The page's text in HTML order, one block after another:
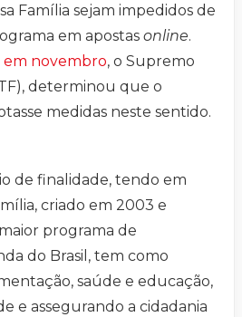
Família sejam impedidos de
em apostas online.
em novembro, o Supremo
determinou que o
medidas neste sentido.
de finalidade, tendo em
criado em 2003 e
programa de
do Brasil, tem como
saúde e educação,
e assegurando a cidadania